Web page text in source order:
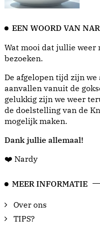
EEN WOORD VAN
Wat mooi dat jullie weer
bezoeken.
De afgelopen tijd zijn we
aanvallen vanuit de
gelukkig zijn we weer
de doelstelling van de
mogelijk maken.
Dank jullie allemaal!
❤️ Nardy
MEER INFORMATIE
Over ons
TIPS?